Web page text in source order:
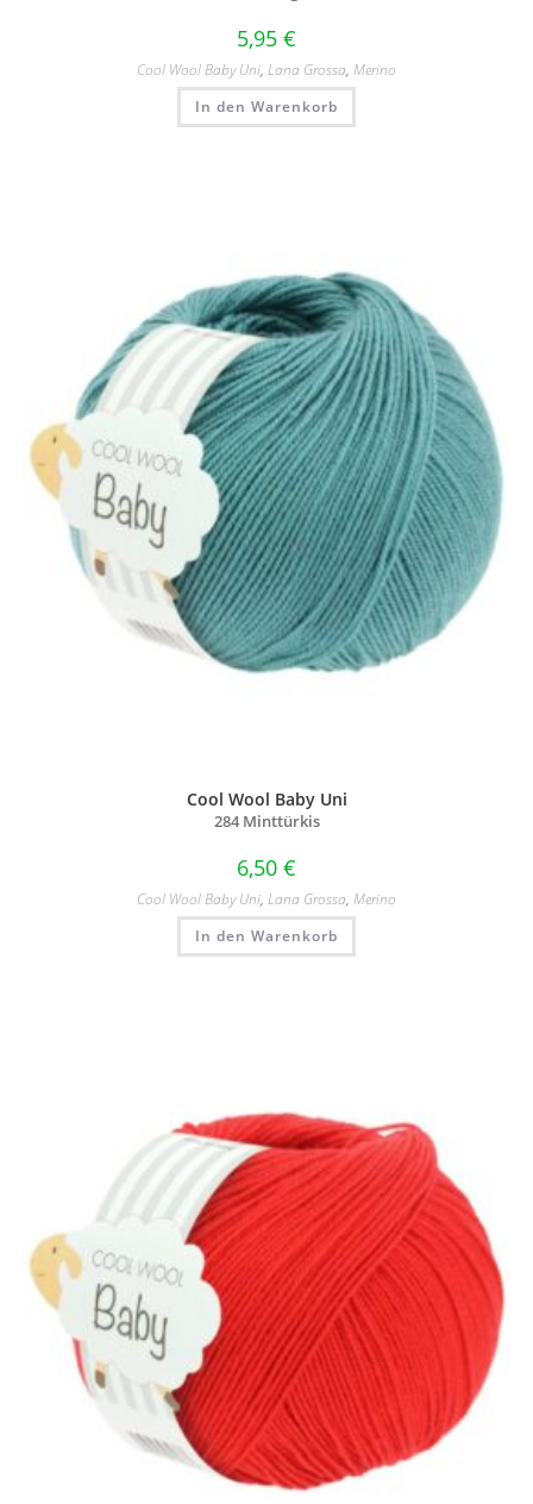
5,95 €
Cool Wool Baby Uni, Lana Grossa, Merino
In den Warenkorb
Cool Wool Baby Uni
284 Minttürkis
6,50 €
Cool Wool Baby Uni, Lana Grossa, Merino
In den Warenkorb